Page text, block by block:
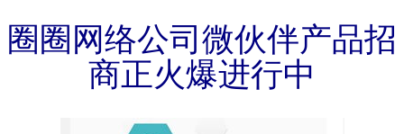
圈圈网络公司微伙伴产品招
商正火爆进行中